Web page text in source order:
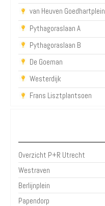
van Heuven Goedhartplein
Pythagoraslaan A
Pythagoraslaan B
De Goeman
Westerdijk
Frans Lisztplantsoen
Overzicht P+R Utrecht
Westraven
Berlijnplein
Papendorp